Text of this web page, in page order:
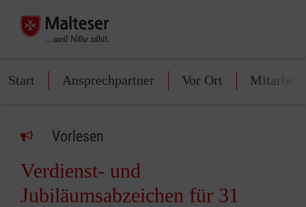
Start Ansprechpartner Vor Ort
Vorlesen
Verdienst- und
Jubiläumsabzeichen für 31